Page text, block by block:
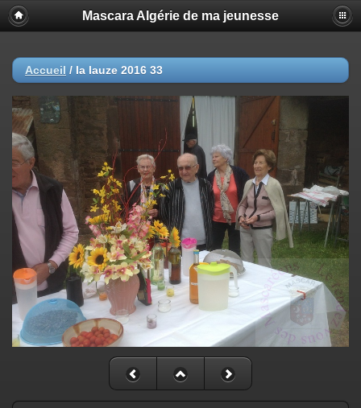
Mascara Algérie de ma jeunesse
Accueil / la lauze 2016 33